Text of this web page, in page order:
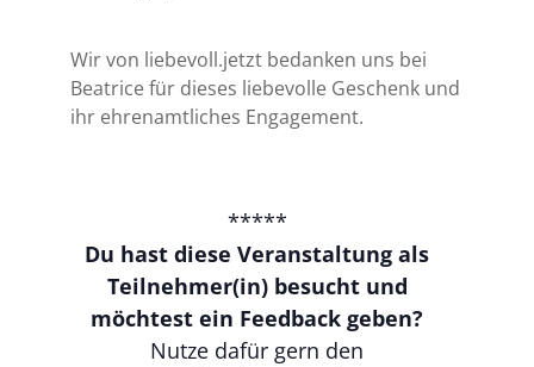
Wir von liebevoll.jetzt bedanken uns bei
Beatrice für dieses liebevolle Geschenk und
ihr ehrenamtliches Engagement.
*****
Du hast diese Veranstaltung als
Teilnehmer(in) besucht und
möchtest ein Feedback geben?
Nutze dafür gern den